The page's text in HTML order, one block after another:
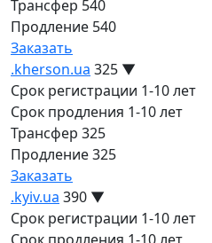
Трансфер 540
Продление 540
Заказать
.kherson.ua 325 ▼
Срок регистрации 1-10 лет
Срок продления 1-10 лет
Трансфер 325
Продление325
Заказать
.kyiv.ua 390 ▼
Срок регистрации 1-10 лет
Срок продления 1-10 лет